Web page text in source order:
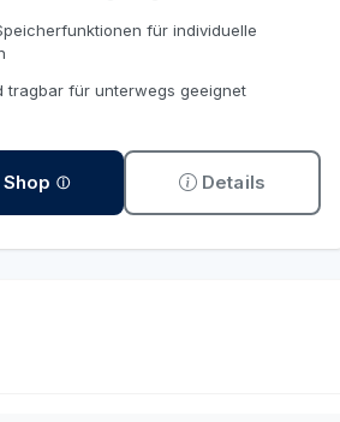
für individuelle
tragbar für unterwegs geeignet
Details